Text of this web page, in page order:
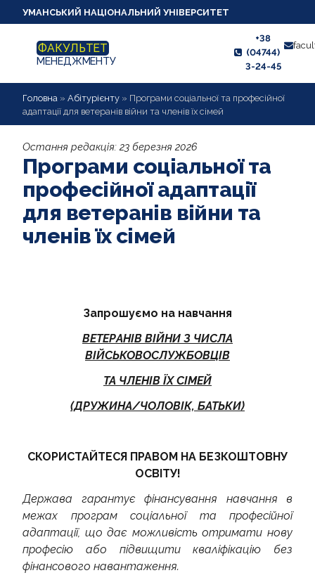
УМАНСЬКИЙ НАЦІОНАЛЬНИЙ УНІВЕРСИТЕТ
ФАКУЛЬТЕТ
МЕНЕДЖМЕНТУ
+38
(04744)
3-24-45
ПРО ФАКУЛЬТЕТ
АБІТУРІЄНТУ
СТУДЕНТУ
КАФЕДРИ
МІЖНАРОДНІ ЗВ'ЯЗКИ
Головна » Абітурієнту » Програми соціальної та професійної
адаптації для ветеранів війни та членів їх сімей
Остання редакція: 23 березня 2026
Програми соціальної та
професійної адаптації
для ветеранів війни та
членів їх сімей
Запрошуємо на навчання
ВЕТЕРАНІВ ВІЙНИ З ЧИСЛА
ВІЙСЬКОВОСЛУЖБОВЦІВ
ТА ЧЛЕНІВ ЇХ СІМЕЙ
(ДРУЖИНА/ЧОЛОВІК, БАТЬКИ)
СКОРИСТАЙТЕСЯ ПРАВОМ НА БЕЗКОШТОВНУ
ОСВІТУ!
Держава гарантує фінансування навчання в
межах програм соціальної та професійної
адаптації, що дає можливість отримати нову
професію або підвищити кваліфікацію без
фінансового навантаження.